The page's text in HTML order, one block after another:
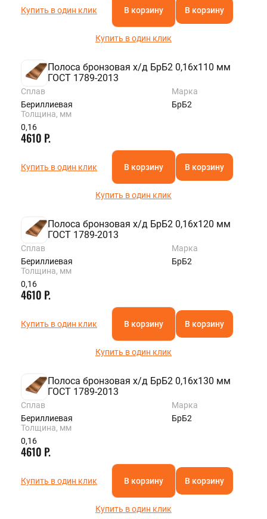
Купить в один клик В корзину В корзину
Купить в один клик
Полоса бронзовая х/д БрБ2 0,16х110 мм
ГОСТ 1789-2013
Сплав
Бериллиевая
Марка
БрБ2
Толщина, мм
0,16
4610 Р.
Купить в один клик В корзину В корзину
Купить в один клик
Полоса бронзовая х/д БрБ2 0,16х120 мм
ГОСТ 1789-2013
Сплав
Бериллиевая
Марка
БрБ2
Толщина, мм
0,16
4610 Р.
Купить в один клик В корзину В корзину
Купить в один клик
Полоса бронзовая х/д БрБ2 0,16х130 мм
ГОСТ 1789-2013
Сплав
Бериллиевая
Марка
БрБ2
Толщина, мм
0,16
4610 Р.
Купить в один клик В корзину В корзину
Купить в один клик